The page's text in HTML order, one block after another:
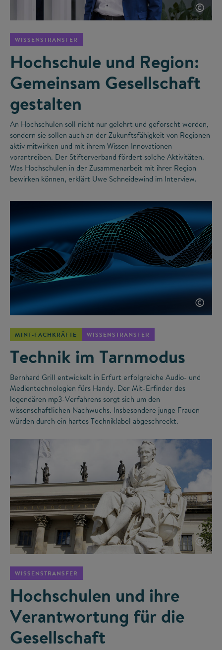
©
WISSENSTRANSFER
Hochschule und Region:
Gemeinsam Gesellschaft
gestalten
An Hochschulen soll nicht nur gelehrt und geforscht werden,
sondern sie sollen auch an der Zukunftsfähigkeit von Regionen
aktiv mitwirken und mit ihrem Wissen Innovationen
vorantreiben. Der Stifterverband fördert solche Aktivitäten.
Was Hochschulen in der Zusammenarbeit mit ihrer Region
bewirken können, erklärt Uwe Schneidewind im Interview.
©
MINT-FACHKRÄFTE WISSENSTRANSFER
Technik im Tarnmodus
Bernhard Grill entwickelt in Erfurt erfolgreiche Audio- und
Medientechnologien fürs Handy. Der Mit-Erfinder des
legendären mp3-Verfahrens sorgt sich um den
wissenschaftlichen Nachwuchs. Insbesondere junge Frauen
würden durch ein hartes Techniklabel abgeschreckt.
©
WISSENSTRANSFER
Hochschulen und ihre
Verantwortung für die
Gesellschaft